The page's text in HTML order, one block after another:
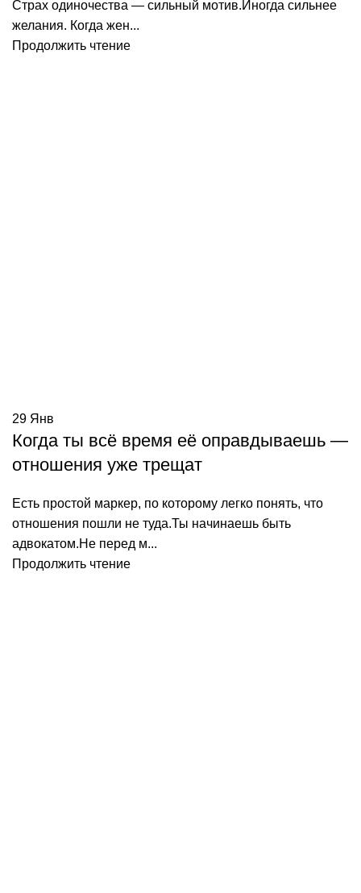
Страх одиночества — сильный мотив.Иногда сильнее
желания. Когда жен...
Продолжить чтение
29 Янв
Когда ты всё время её оправдываешь —
отношения уже трещат
Есть простой маркер, по которому легко понять, что
отношения пошли не туда.Ты начинаешь быть
адвокатом.Не перед м...
Продолжить чтение